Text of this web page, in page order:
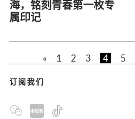
海，铭刻青春第一枚专
属印记
« 1 2 3 4 5
订阅我们